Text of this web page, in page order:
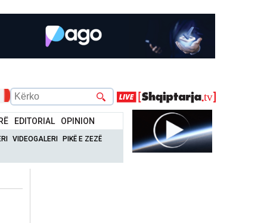
EDITORIAL OPINION
VIDEOGALERI PIKË E ZEZË